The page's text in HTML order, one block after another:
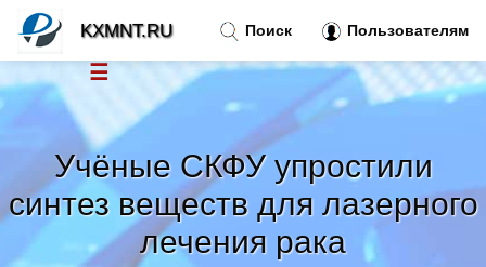
Учёные СКФУ упростили
синтез веществ для лазерного
лечения рака
Поиск Пользователям
KXMNT.RU
☰
Новости
Тренды новостей »
»